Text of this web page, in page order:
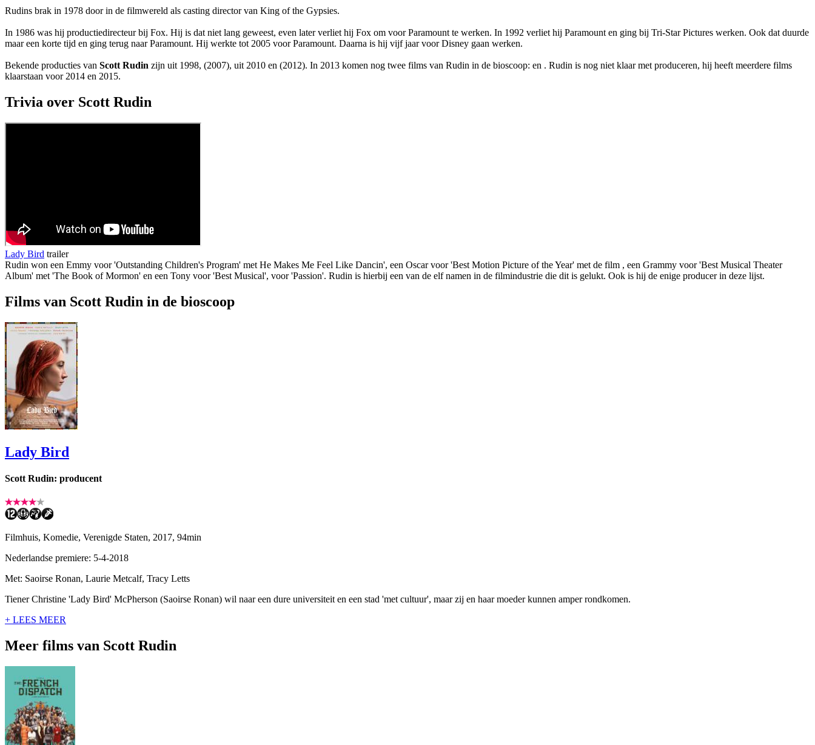
Rudins brak in 1978 door in de filmwereld als casting director van King of the Gypsies.
In 1986 was hij productiedirecteur bij Fox. Hij is dat niet lang geweest, even later verliet hij Fox om voor Paramount te werken. In 1992 verliet hij Paramount en ging bij Tri-Star Pictures werken. Ook dat duurde
maar een korte tijd en ging terug naar Paramount. Hij werkte tot 2005 voor Paramount. Daarna is hij vijf jaar voor Disney gaan werken.
Bekende producties van Scott Rudin zijn uit 1998, (2007), uit 2010 en (2012). In 2013 komen nog twee films van Rudin in de bioscoop: en . Rudin is nog niet klaar met produceren, hij heeft meerdere films
klaarstaan voor 2014 en 2015.
Trivia over Scott Rudin
Lady Bird trailer
Rudin won een Emmy voor 'Outstanding Children's Program' met He Makes Me Feel Like Dancin', een Oscar voor 'Best Motion Picture of the Year' met de film , een Grammy voor 'Best Musical Theater
Album' met 'The Book of Mormon' en een Tony voor 'Best Musical', voor 'Passion'. Rudin is hierbij een van de elf namen in de filmindustrie die dit is gelukt. Ook is hij de enige producer in deze lijst.
Films van Scott Rudin in de bioscoop
Lady Bird
Scott Rudin: producent
Filmhuis, Komedie, Verenigde Staten, 2017, 94min
Nederlandse premiere: 5-4-2018
Met: Saoirse Ronan, Laurie Metcalf, Tracy Letts
Tiener Christine 'Lady Bird' McPherson (Saoirse Ronan) wil naar een dure universiteit en een stad 'met cultuur', maar zij en haar moeder kunnen amper rondkomen.
+ LEES MEER
Meer films van Scott Rudin